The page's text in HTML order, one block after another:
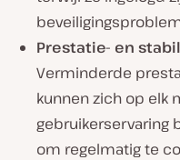
Prestatie- en
Verminderde
kunnen zich op elk
gebruikerservaring
om regelmatig te